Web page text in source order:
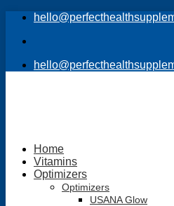
Skip
content
Home
Vitamins
Optimizers
Optimizers
USANA Glow